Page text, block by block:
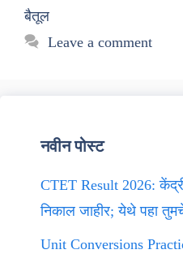
बैतूल
Leave a comment
नवीन पोस्ट
CTET Result 2026:
निकाल जाहीर; येथे पहा
Unit Conversions